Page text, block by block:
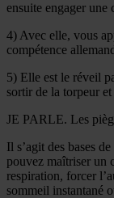
ensuite engager une
4) Avec elle, vous
compétence
5) Elle est le réveil
sortir de la torpeur
JE PARLE. Les
Il s’agit des bases
pouvez maîtriser un
respiration, forcer
sommeil instantané